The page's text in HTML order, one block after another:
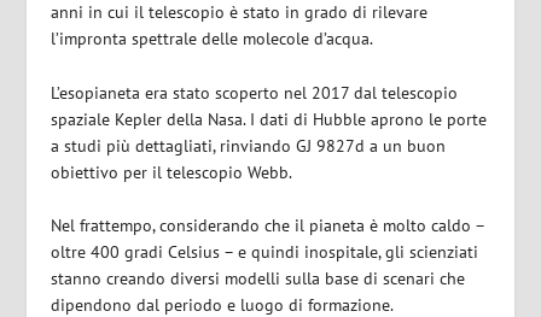
anni in cui il telescopio è stato in grado di rilevare
l’impronta spettrale delle molecole d’acqua.
L’esopianeta era stato scoperto nel 2017 dal telescopio
spaziale Kepler della Nasa. I dati di Hubble aprono le porte
a studi più dettagliati, rinviando GJ 9827d a un buon
obiettivo per il telescopio Webb.
Nel frattempo, considerando che il pianeta è molto caldo –
oltre 400 gradi Celsius – e quindi inospitale, gli scienziati
stanno creando diversi modelli sulla base di scenari che
dipendono dal periodo e luogo di formazione.